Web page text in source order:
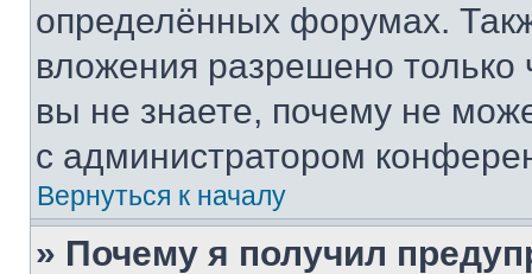
определённых форумах.
вложения разрешено
вы не знаете, почему не
с администратором
Вернуться к началу
» Почему я получил